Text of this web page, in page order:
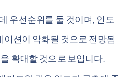
우선순위를 둘 것이며, 인도
션이 악화될 것으로 전망됨
확대할 것으로 보입니다.